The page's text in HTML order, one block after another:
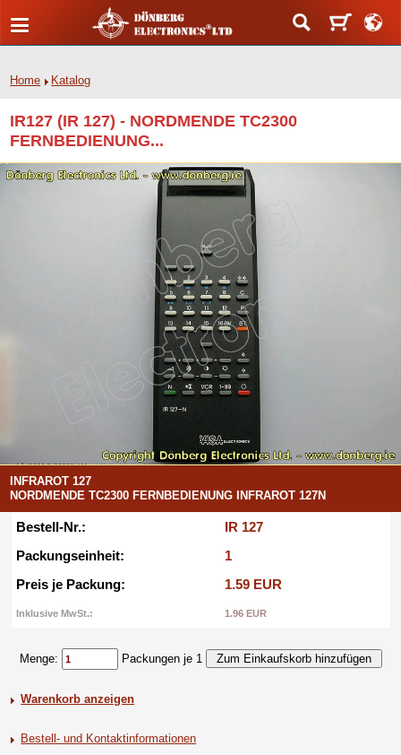
Home Katalog
IR127 (IR 127) - NORDMENDE TC2300
FERNBEDIENUNG...
INFRAROT 127
NORDMENDE TC2300 FERNBEDIENUNG INFRAROT 127N
Bestell-Nr.:
IR 127
Packungseinheit:
1
Preis je Packung:
1.59 EUR
Inklusive MwSt.: 1.96 EUR
Menge: Packungen je 1
Warenkorb anzeigen
Bestell- und Kontaktinformationen